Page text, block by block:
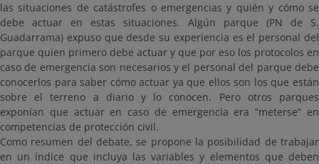
las situaciones de catástrofes o emergencias y quién y cómo se
debe actuar en estas situaciones. Algún parque (PN de S.
Guadarrama) expuso que desde su experiencia es el personal del
parque quien primero debe actuar y que por eso los protocolos en
caso de emergencia son necesarios y el personal del parque debe
conocerlos para saber cómo actuar ya que ellos son los que están
sobre el terreno a diario y lo conocen. Pero otros parques
exponían que actuar en caso de emergencia era “meterse” en
competencias de protección civil.
Como resumen del debate, se propone la posibilidad de trabajar
en un índice que incluya las variables y elementos que deben